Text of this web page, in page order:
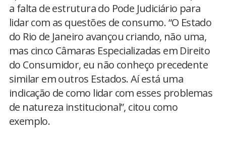
a falta de estrutura do Pode Judiciário para
lidar com as questões de consumo. “O Estado
do Rio de Janeiro avançou criando, não uma,
mas cinco Câmaras Especializadas em Direito
do Consumidor, eu não conheço precedente
similar em outros Estados. Aí está uma
indicação de como lidar com esses problemas
de natureza institucional”, citou como
exemplo.